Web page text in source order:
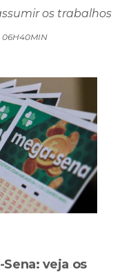
81 milhões
pela obra e foi
06H40MIN